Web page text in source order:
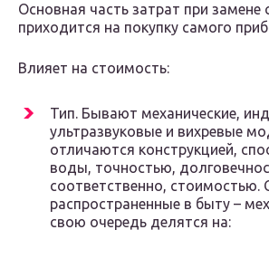
Основная часть затрат при замене
приходится на покупку самого
Влияет на стоимость:
Тип. Бывают механические,
ультразвуковые и вихревые
отличаются конструкцией,
воды, точностью,
соответственно, стоимостью.
распространенные в быту –
свою очередь делятся на: